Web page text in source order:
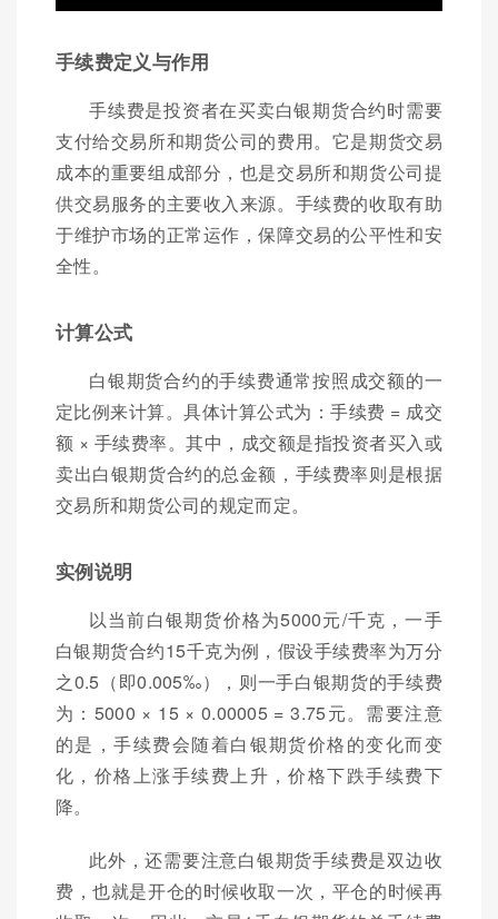
手续费定义与作用
手续费是投资者在买卖白银期货合约时需要
支付给交易所和期货公司的费用。它是期货交易
成本的重要组成部分，也是交易所和期货公司提
供交易服务的主要收入来源。手续费的收取有助
于维护市场的正常运作，保障交易的公平性和安
全性。
计算公式
白银期货合约的手续费通常按照成交额的一
定比例来计算。具体计算公式为：手续费 = 成交
额 × 手续费率。其中，成交额是指投资者买入或
卖出白银期货合约的总金额，手续费率则是根据
交易所和期货公司的规定而定。
实例说明
以当前白银期货价格为5000元/千克，一手
白银期货合约15千克为例，假设手续费率为万分
之0.5（即0.005‰），则一手白银期货的手续费
为：5000 × 15 × 0.00005 = 3.75元。需要注意
的是，手续费会随着白银期货价格的变化而变
化，价格上涨手续费上升，价格下跌手续费下
降。
此外，还需要注意白银期货手续费是双边收
费，也就是开仓的时候收取一次，平仓的时候再